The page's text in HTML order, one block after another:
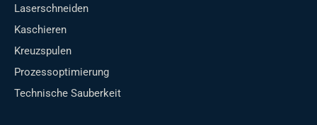
Laserschneiden
Kaschieren
Kreuzspulen
Prozessoptimierung
Technische Sauberkeit